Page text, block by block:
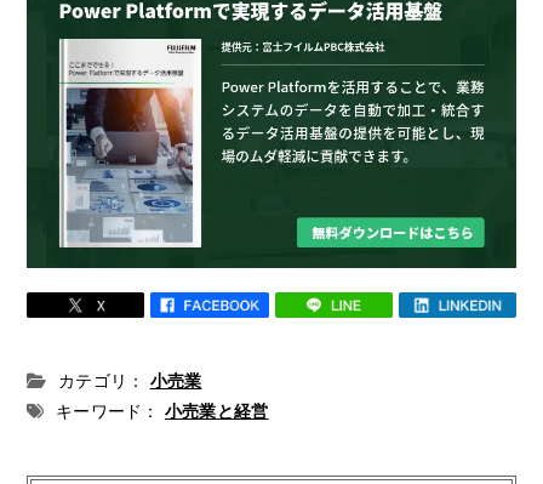
カテゴリ：
小売業
キーワード：
小売業と経営